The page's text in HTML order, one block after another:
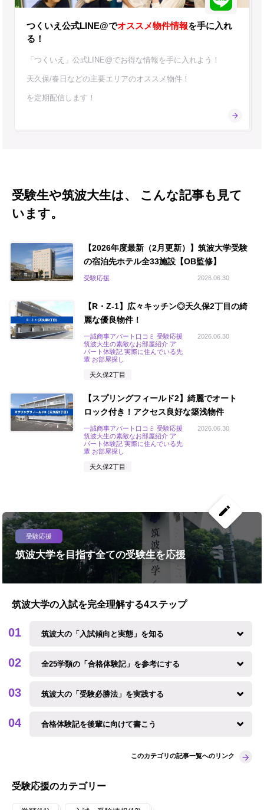
つくいえ公式LINE@でオススメ物件情報を手に入れ
る！
「つくいえ」公式LINE@でお得な情報を手に入れよう！
天久保/春日などの主要エリアのオススメ物件！
を定期配信します！
受験生や筑波大生は、 こんな記事も見て
います。
【2026年度最新（2月更新）】筑波大学受験
の宿泊先ホテル全33施設【OB監修】
2026.06.30
受験応援
【R・Z-1】広々キッチン◎天久保2丁目の綺
麗な優良物件！
2026.06.30
一誠商事アパート口コミ 受験応援
筑波大生の素敵なお部屋紹介 ア
パート体験記 実際に住んでいる先
輩 お部屋探し
天久保2丁目
【スプリングフィールド2】綺麗でオート
ロック付き！アクセス良好な築浅物件
2026.06.30
一誠商事アパート口コミ 受験応援
筑波大生の素敵なお部屋紹介 ア
パート体験記 実際に住んでいる先
輩 お部屋探し
天久保2丁目
create
受験応援
筑波大学を目指す全ての受験生を応援
筑波大学の入試を完全理解する4ステップ
筑波大の「入試傾向と実態」を知る
全25学類の「合格体験記」を参考にする
筑波大の「受験必勝法」を実践する
合格体験記を後輩に向けて書こう
このカテゴリの記事一覧へのリンク
受験応援のカテゴリー